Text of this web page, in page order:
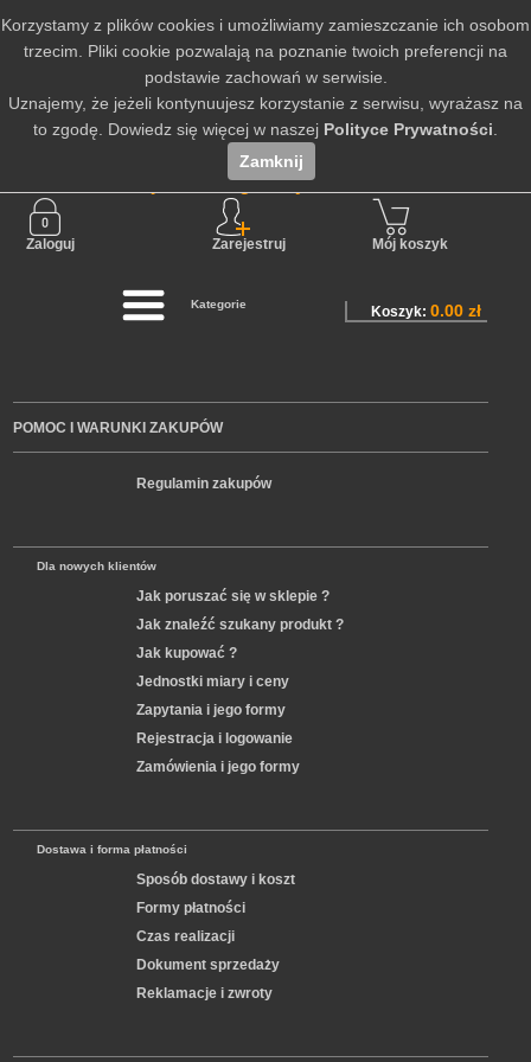
Nie jesteś zalogowany
Zaloguj Zarejestruj Mój koszyk
Kategorie
POMOC I WARUNKI ZAKUPÓW
Regulamin zakupów
Dla nowych klientów
Jak poruszać się w sklepie ?
Jak znaleźć szukany produkt ?
Jak kupować ?
Jednostki miary i ceny
Zapytania i jego formy
Rejestracja i logowanie
Zamówienia i jego formy
Dostawa i forma płatności
Sposób dostawy i koszt
Formy płatności
Czas realizacji
Dokument sprzedaży
Reklamacje i zwroty
Koszyk:0.00 zł
Korzystamy z plików cookies i umożliwiamy zamieszczanie ich osobom
trzecim. Pliki cookie pozwalają na poznanie twoich preferencji na
podstawie zachowań w serwisie.
Uznajemy, że jeżeli kontynuujesz korzystanie z serwisu, wyrażasz na
to zgodę. Dowiedz się więcej w naszej Polityce Prywatności
Zamknij